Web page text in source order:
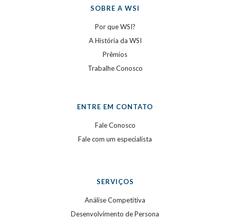
SOBRE A WSI
Por que WSI?
A História da WSI
Prêmios
Trabalhe Conosco
ENTRE EM CONTATO
Fale Conosco
Fale com um especialista
SERVIÇOS
Análise Competitiva
Desenvolvimento de Persona